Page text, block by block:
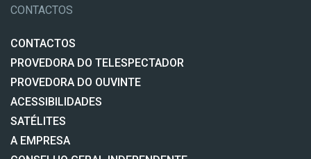
CONTACTOS
CONTACTOS
PROVEDORA DO TELESPECTADOR
PROVEDORA DO OUVINTE
ACESSIBILIDADES
SATÉLITES
A EMPRESA